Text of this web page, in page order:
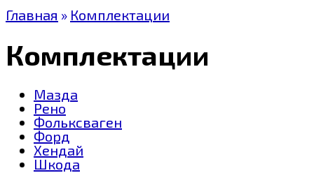
Главная » Комплектации
Комплектации
Мазда
Рено
Фольксваген
Форд
Хендай
Шкода